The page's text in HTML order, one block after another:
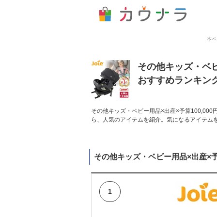
本
その他キッズ・ベ
おすすめランキン
その他キッズ・ベビー用品×出産×予算100,000
ら、人気のアイテムを紹介。気になるアイテム
その他キッズ・ベビー用品×出産×
1